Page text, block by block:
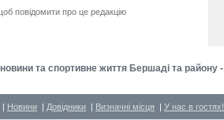
повідомити про це редакцію
та спортивне життя Бершаді та району -
| Новини | Довідники | Визначні місця | У нас в гостях!